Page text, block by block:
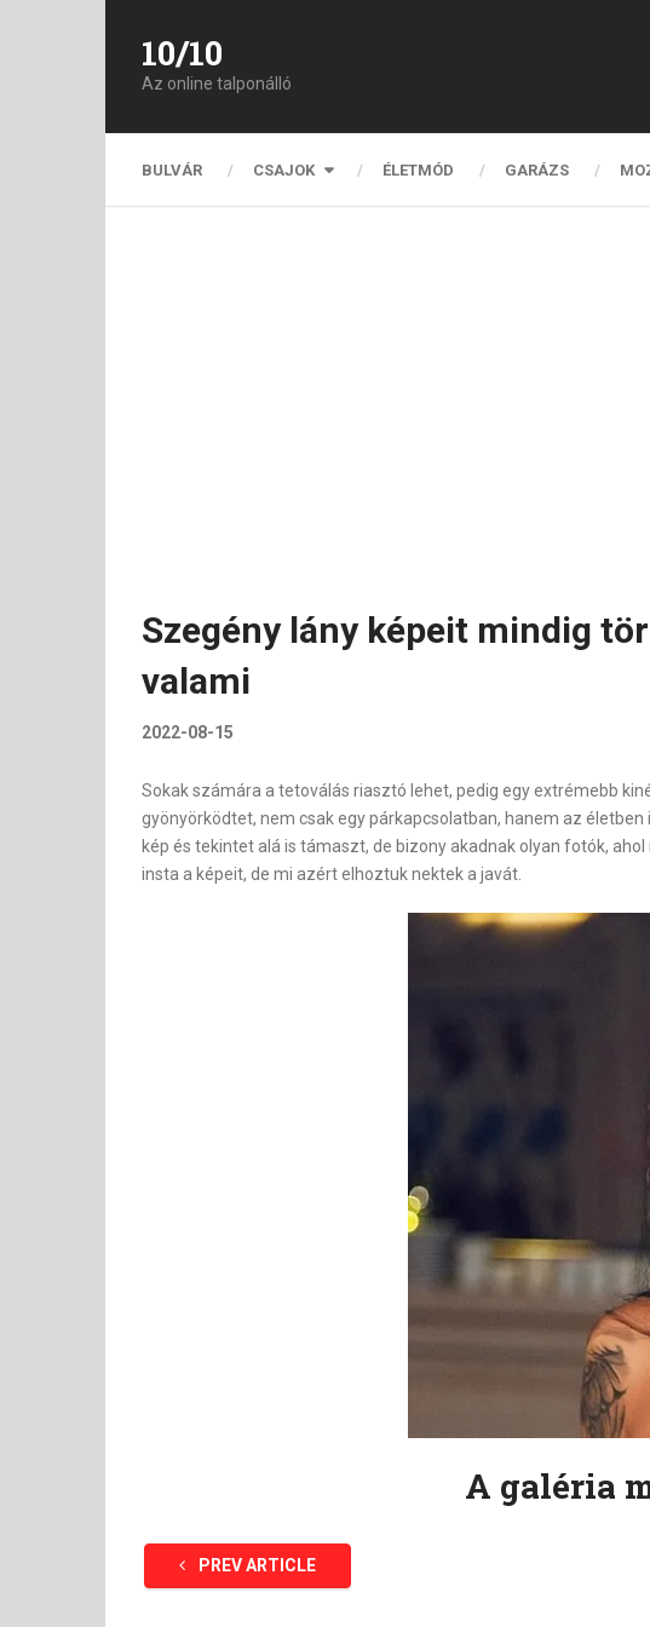
10/10
Az online talponálló
BULVÁR CSAJOK ÉLETMÓD GARÁZS
Szegény lány képeit mindig
valami
2022-08-15
Sokak számára a tetoválás riasztó lehet, pedig egy extrémebb
gyönyörködtet, nem csak egy párkapcsolatban, hanem az
kép és tekintet alá is támaszt, de bizony akadnak olyan fotók,
insta a képeit, de mi azért elhoztuk nektek a javát.
A galéria
PREV ARTICLE